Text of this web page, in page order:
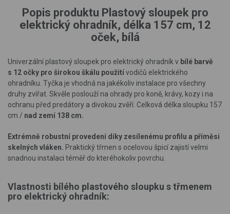
Popis produktu Plastový sloupek pro
elektrický ohradník, délka 157 cm, 12
oček, bílá
Univerzální plastový sloupek pro elektrický ohradník v bílé barvě
s 12 očky pro širokou škálu použitívodičů elektrického
ohradníku. Tyčka je vhodná na jakékoliv instalace pro všechny
druhy zvířat. Skvěle poslouží na ohrady pro koně, krávy, kozy i na
ochranu před predátory a divokou zvěří. Celková délka sloupku 157
cm / nad zemí 138 cm.
Extrémně robustní provedení díky zesílenému profilu a příměsi
skelných vláken. Praktický třmen s ocelovou špicí zajistí velmi
snadnou instalaci téměř do kteréhokoliv povrchu.
Vlastnosti bílého plastového sloupku s třmenem
pro elektrický ohradník: